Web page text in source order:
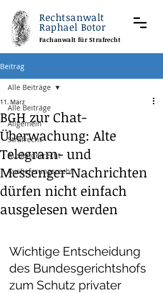
Fachanwalt für Strafrecht
Rechtsanwalt
Raphael Botor
Beitrag
Alle Beiträge
Allgemein
Strafrecht
Ausländerrecht
Auslieferungsrecht
Alle Beiträge
BGH zur Chat-
Überwachung: Alte
Telegram- und
Messenger-Nachrichten
dürfen nicht einfach
ausgelesen werden
11. März
Wichtige Entscheidung
des Bundesgerichtshofs
zum Schutz privater